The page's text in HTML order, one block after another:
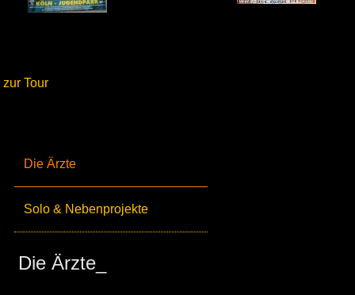
Die Ärzte
Solo & Nebenprojekte
Die Ärzte_
zur Tour